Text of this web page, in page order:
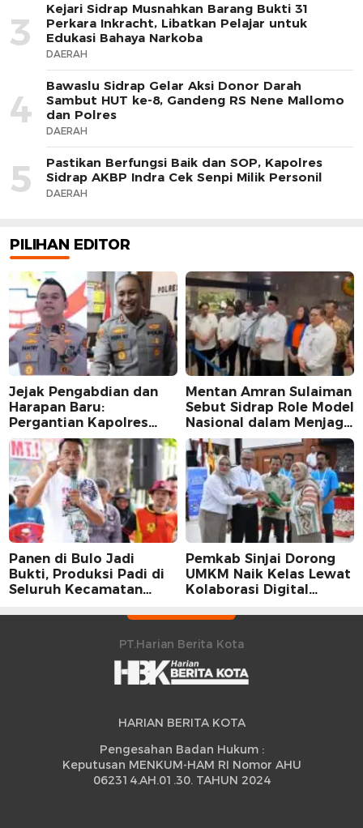
3
Kejari Sidrap Musnahkan Barang Bukti 31
Perkara Inkracht, Libatkan Pelajar untuk
Edukasi Bahaya Narkoba
DAERAH
4
Bawaslu Sidrap Gelar Aksi Donor Darah
Sambut HUT ke-8, Gandeng RS Nene Mallomo
dan Polres
DAERAH
5
Pastikan Berfungsi Baik dan SOP, Kapolres
Sidrap AKBP Indra Cek Senpi Milik Personil
DAERAH
PILIHAN EDITOR
Jejak Pengabdian dan
Harapan Baru:
Pergantian Kapolres
Sidrap dalam Perspektif
Karier Dua Perwira
Mentan Amran Sulaiman
Sebut Sidrap Role Model
Nasional dalam Menjaga
Stabilitas Harga Telur
Panen di Bulo Jadi
Bukti, Produksi Padi di
Seluruh Kecamatan
Pemkab Sinjai Dorong
UMKM Naik Kelas Lewat
Kolaborasi Digital
PT.Harian Berita Kota
HARIAN BERITA KOTA
Pengesahan Badan Hukum :
Keputusan MENKUM-HAM RI Nomor AHU
062314.AH.01.30. TAHUN 2024